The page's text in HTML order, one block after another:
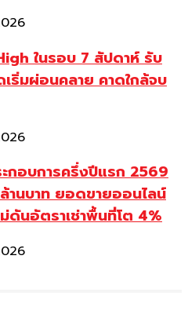
ในรอบ 7 สัปดาห์ รับ
ริ่มผ่อนคลาย คาดใกล้จบ
กอบการครึ่งปีแรก 2569
านบาท ยอดขายออนไลน์
ดันอัตราเช่าพื้นที่โต 4%